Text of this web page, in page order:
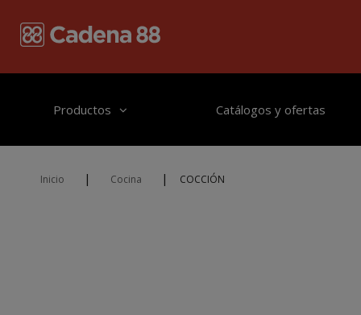
Productos Catálogos y ofertas
Inicio | Cocina | COCCIÓN